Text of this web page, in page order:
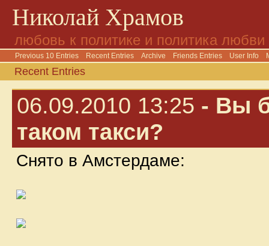
Николай Храмов
любовь к политике и политика любви
Previous 10 Entries Recent Entries Archive Friends Entries User Info
Recent Entries
06.09.2010 13:25 - Вы
таком такси?
Снято в Амстердаме: